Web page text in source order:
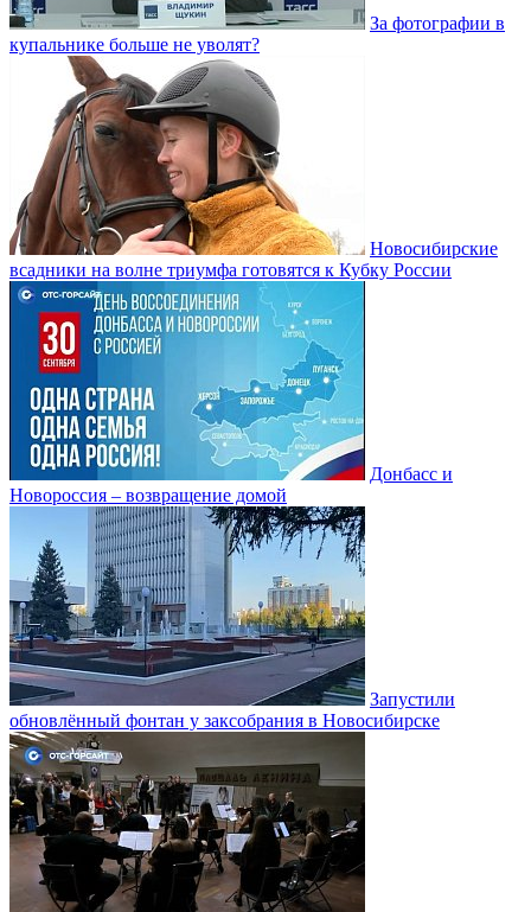
За фотографии в
купальнике больше не уволят?
Новосибирские
всадники на волне триумфа готовятся к Кубку России
Донбасс и
Новороссия – возвращение домой
Запустили
обновлённый фонтан у заксобрания в Новосибирске